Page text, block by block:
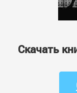
Скачать